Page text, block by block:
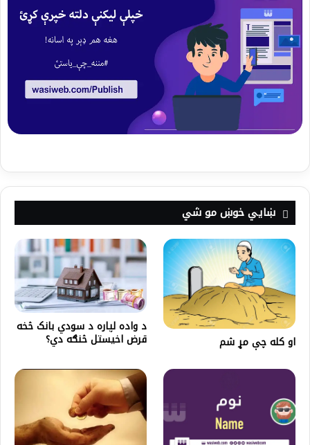
ښايي خوښ مو شي
او کله چې مړ شم
د واده لپاره د سودي بانک څخه
قرض اخیستل څنګه دي؟